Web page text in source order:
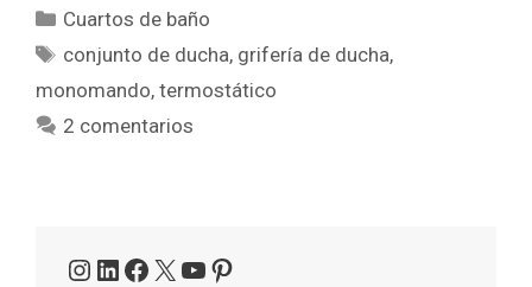
Categorías
Cuartos de baño
Etiquetas
conjunto de ducha, grifería de ducha,
monomando, termostático
2 comentarios
Instagram
LinkedIn
Facebook
X YouTube
Pinterest